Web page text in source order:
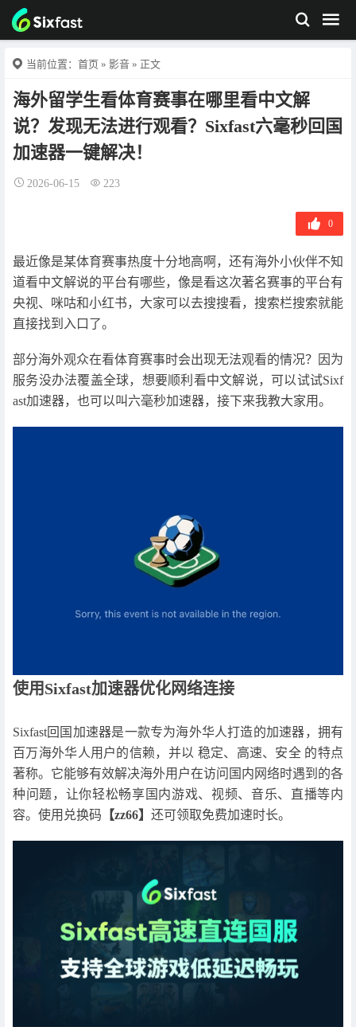
当前位置： 首页 » 影音 » 正文
海外留学生看体育赛事在哪里看中文解
说？发现无法进行观看？Sixfast六毫秒回国
加速器一键解决！
2026-06-15 223
0
最近像是某体育赛事热度十分地高啊，还有海外小伙伴不知
道看中文解说的平台有哪些，像是看这次著名赛事的平台有
央视、咪咕和小红书，大家可以去搜搜看，搜索栏搜索就能
直接找到入口了。
部分海外观众在看体育赛事时会出现无法观看的情况？因为
服务没办法覆盖全球，想要顺利看中文解说，可以试试Sixf
ast加速器，也可以叫六毫秒加速器，接下来我教大家用。
使用Sixfast加速器优化网络连接
Sixfast回国加速器是一款专为海外华人打造的加速器，拥有
百万海外华人用户的信赖，并以 稳定、高速、安全 的特点
著称。它能够有效解决海外用户在访问国内网络时遇到的各
种问题，让你轻松畅享国内游戏、视频、音乐、直播等内
容。使用兑换码 【zz66】 还可领取免费加速时长。